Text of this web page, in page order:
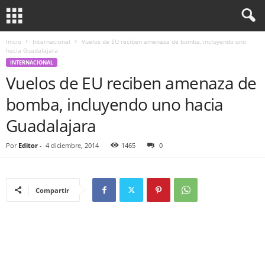
Inicio Internacional
Vuelos de EU reciben amenaza de bomba, incluyendo uno
hacia Guadalajara
INTERNACIONAL
Vuelos de EU reciben amenaza de
bomba, incluyendo uno hacia
Guadalajara
Por Editor - 4 diciembre, 2014 1465 0
Compartir